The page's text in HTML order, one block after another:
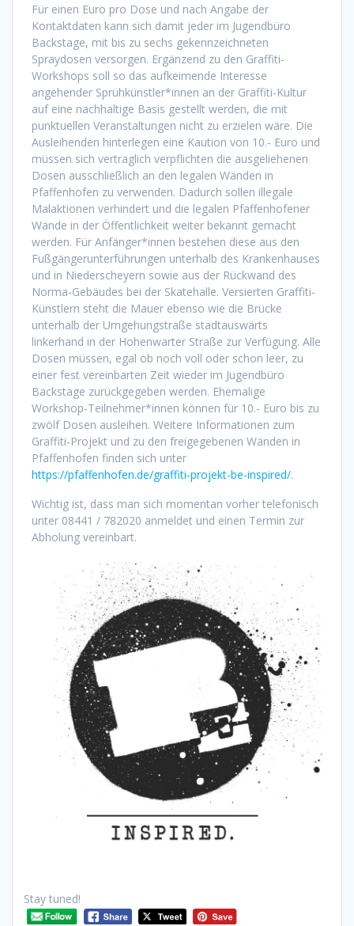
Für einen Euro pro Dose und nach Angabe der
Kontaktdaten kann sich damit jeder im Jugendbüro
Backstage, mit bis zu sechs gekennzeichneten
Spraydosen versorgen. Ergänzend zu den Graffiti-
Workshops soll so das aufkeimende Interesse
angehender Sprühkünstler*innen an der Graffiti-Kultur
auf eine nachhaltige Basis gestellt werden, die mit
punktuellen Veranstaltungen nicht zu erzielen wäre. Die
Ausleihenden hinterlegen eine Kaution von 10.- Euro und
müssen sich vertraglich verpflichten die ausgeliehenen
Dosen ausschließlich an den legalen Wänden in
Pfaffenhofen zu verwenden. Dadurch sollen illegale
Malaktionen verhindert und die legalen Pfaffenhofener
Wände in der Öffentlichkeit weiter bekannt gemacht
werden. Für Anfänger*innen bestehen diese aus den
Fußgängerunterführungen unterhalb des Krankenhauses
und in Niederscheyern sowie aus der Rückwand des
Norma-Gebäudes bei der Skatehalle. Versierten Graffiti-
Künstlern steht die Mauer ebenso wie die Brücke
unterhalb der Umgehungstraße stadtauswärts
linkerhand in der Hohenwarter Straße zur Verfügung. Alle
Dosen müssen, egal ob noch voll oder schon leer, zu
einer fest vereinbarten Zeit wieder im Jugendbüro
Backstage zurückgegeben werden. Ehemalige
Workshop-Teilnehmer*innen können für 10.- Euro bis zu
zwölf Dosen ausleihen. Weitere Informationen zum
Graffiti-Projekt und zu den freigegebenen Wänden in
Pfaffenhofen finden sich unter
https://pfaffenhofen.de/graffiti-projekt-be-inspired/.
Wichtig ist, dass man sich momentan vorher telefonisch
unter 08441 / 782020 anmeldet und einen Termin zur
Abholung vereinbart.
Stay tuned!